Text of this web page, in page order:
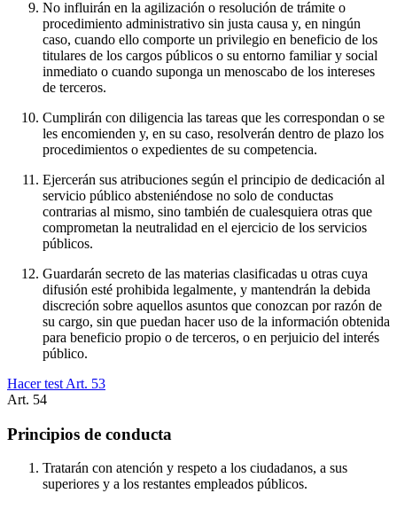
No influirán en la agilización o resolución de trámite o
procedimiento administrativo sin justa causa y, en ningún
caso, cuando ello comporte un privilegio en beneficio de los
titulares de los cargos públicos o su entorno familiar y social
inmediato o cuando suponga un menoscabo de los intereses
de terceros.
Cumplirán con diligencia las tareas que les correspondan o se
les encomienden y, en su caso, resolverán dentro de plazo los
procedimientos o expedientes de su competencia.
Ejercerán sus atribuciones según el principio de dedicación al
servicio público absteniéndose no solo de conductas
contrarias al mismo, sino también de cualesquiera otras que
comprometan la neutralidad en el ejercicio de los servicios
públicos.
Guardarán secreto de las materias clasificadas u otras cuya
difusión esté prohibida legalmente, y mantendrán la debida
discreción sobre aquellos asuntos que conozcan por razón de
su cargo, sin que puedan hacer uso de la información obtenida
para beneficio propio o de terceros, o en perjuicio del interés
público.
Hacer test Art. 53
Art. 54
Principios de conducta
Tratarán con atención y respeto a los ciudadanos, a sus
superiores y a los restantes empleados públicos.